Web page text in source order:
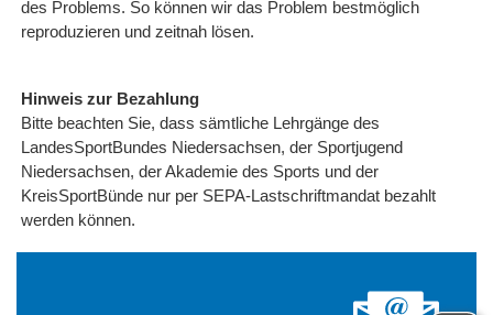
des Problems. So können wir das Problem bestmöglich
reproduzieren und zeitnah lösen.
Hinweis zur Bezahlung
Bitte beachten Sie, dass sämtliche Lehrgänge des
LandesSportBundes Niedersachsen, der Sportjugend
Niedersachsen, der Akademie des Sports und der
KreisSportBünde nur per SEPA-Lastschriftmandat bezahlt
werden können.